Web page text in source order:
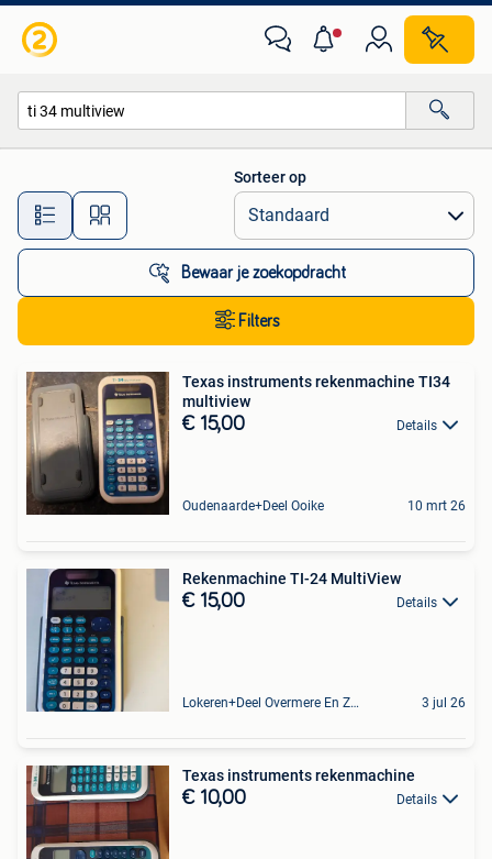
Alle afstanden…
Sorteer op
Bewaar je zoekopdracht
Filters
Texas instruments rekenmachine TI34
multiview
€ 15,00 Details
Oudenaarde+Deel Ooike 10 mrt 26
Rekenmachine TI-24 MultiView
€ 15,00 Details
Lokeren+Deel Overmere En Zele 3 jul 26
Texas instruments rekenmachine
€ 10,00 Details